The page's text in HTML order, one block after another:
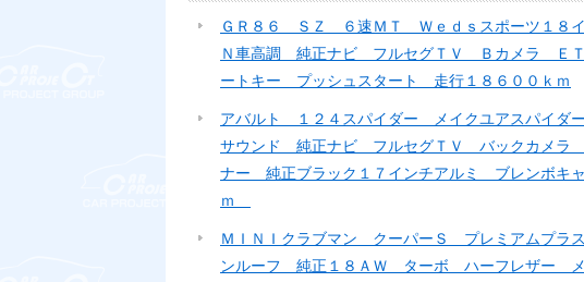
ＧＲ８６ ＳＺ ６速ＭＴ Ｗｅｄｓスポーツ１８
Ｎ車高調 純正ナビ フルセグＴＶ Ｂカメラ Ｅ
ートキー プッシュスタート 走行１８６００ｋｍ
アバルト １２４スパイダー メイクユアスパイ
サウンド 純正ナビ フルセグＴＶ バックカメラ
ナー 純正ブラック１７インチアルミ ブレンボキ
ｍ
ＭＩＮＩクラブマン クーパーＳ プレミアムプ
ンルーフ 純正１８ＡＷ ターボ ハーフレザー